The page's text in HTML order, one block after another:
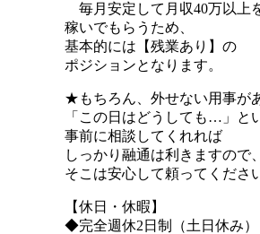
毎月安定して月収40万以上
稼いでもらうため、
基本的には【残業あり】の
ポジションとなります。
★もちろん、外せない用事が
「この日はどうしても…」と
事前に相談してくれれば
しっかり融通は利きますので、
そこは安心して頼ってくださ
【休日・休暇】
◆完全週休2日制（土日休み）